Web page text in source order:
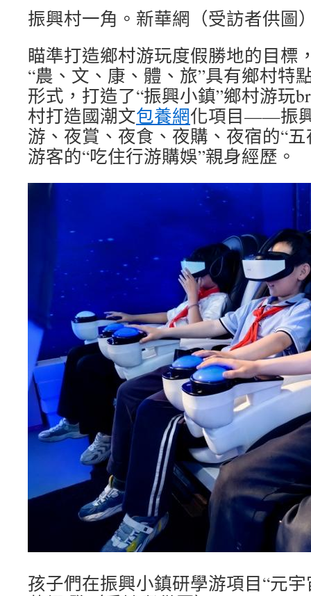
振興村一角。新華網（受訪者供圖
瞄準打造鄉村游玩度假勝地的目標
“農、文、康、體、旅”具有鄉村特
形式，打造了“振興小鎮”鄉村游玩
村打造國潮文包養網化項目——振
游、夜賞、夜食、夜購、夜宿的“
游客的“吃住行游購娛”親身經歷。
孩子們在振興小鎮研學游項目“元